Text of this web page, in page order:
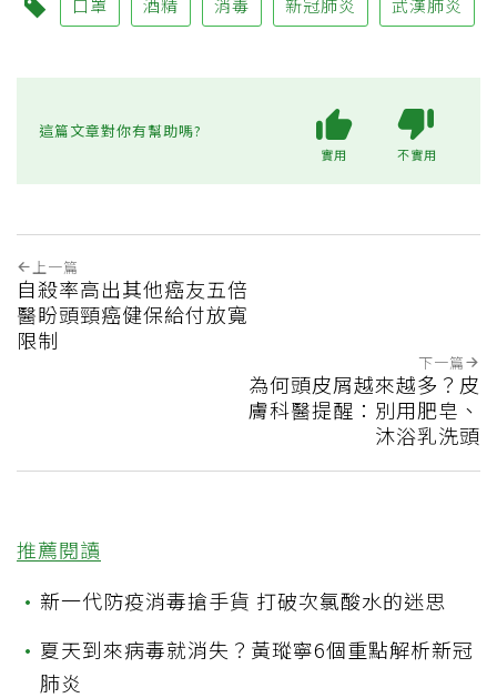
口罩 酒精 消毒 新冠肺炎 武漢肺炎
這篇文章對你有幫助嗎?
實用 不實用
上一篇
自殺率高出其他癌友五倍
醫盼頭頸癌健保給付放寬
限制
下一篇
為何頭皮屑越來越多？皮
膚科醫提醒：別用肥皂、
沐浴乳洗頭
推薦閱讀
• 新一代防疫消毒搶手貨 打破次氯酸水的迷思
• 夏天到來病毒就消失？黃瑽寧6個重點解析新冠
肺炎